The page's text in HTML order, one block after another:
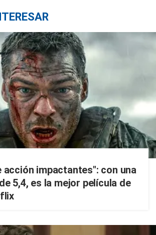
acción impactantes": con una
5,4, es la mejor película de